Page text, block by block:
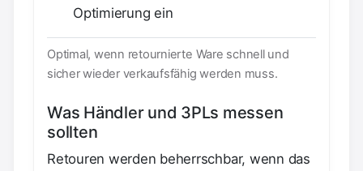
Optimierung ein
Optimal, wenn retournierte Ware schnell und
sicher wieder verkaufsfähig werden muss.
Was Händler und 3PLs messen
sollten
Retouren werden beherrschbar, wenn das